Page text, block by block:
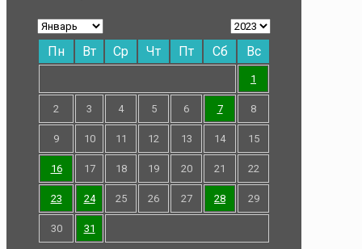
Пн Вт Ср Чт Пт Сб Вс
1
2 3 4 5 6 7 8
9 10 11 12 13 14 15
16 17 18 19 20 21 22
23 24 25 26 27 28 29
30 31